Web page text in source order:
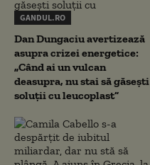
GANDUL.RO
Dan Dungaciu avertizează
asupra crizei energetice:
„Când ai un vulcan
deasupra, nu stai să găsești
soluții cu leucoplast”